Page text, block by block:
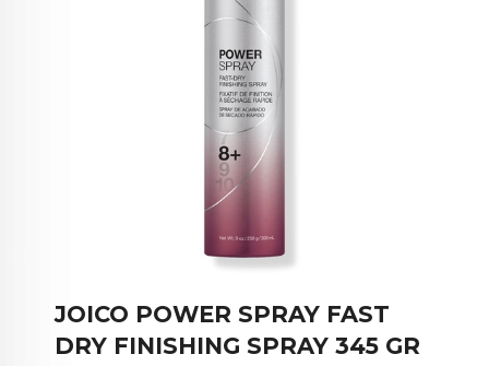
JOICO POWER SPRAY FAST
DRY FINISHING SPRAY 345 GR